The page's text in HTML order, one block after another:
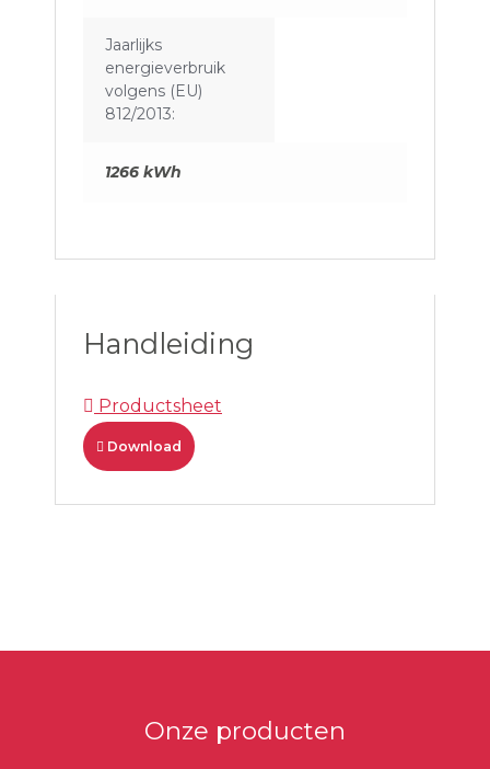
Jaarlijks
energieverbruik
volgens (EU)
812/2013:
1266 kWh
Handleiding
Productsheet
Download
Sidebar
Onze producten